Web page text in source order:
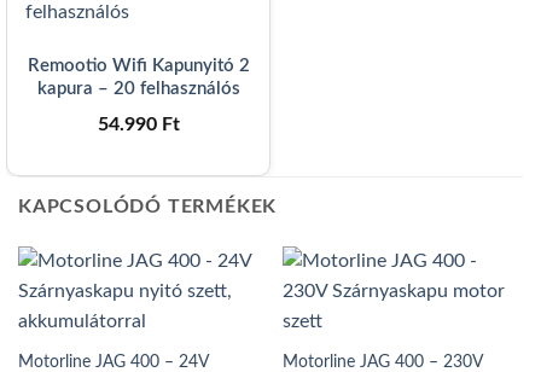
Remootio Wifi Kapunyitó 2
kapura – 20 felhasználós
54.990 Ft
KAPCSOLÓDÓ TERMÉKEK
Motorline JAG 400 – 24V
Motorline JAG 400 – 230V